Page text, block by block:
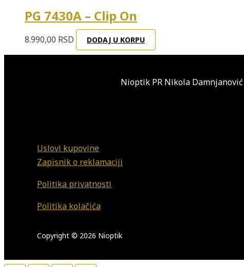
PG 7430A – Clip On
8.990,00 RSD DODAJ U KORPU
Nioptik PR Nikola Damnjanović
Uslovi kupovine
Zapisnik o reklamaciji
Politika privatnosti
Politika kolačića
Copyright © 2026 Nioptik